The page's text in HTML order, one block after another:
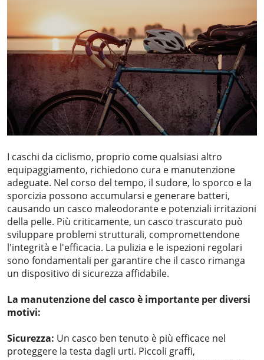
I caschi da ciclismo, proprio come qualsiasi altro
equipaggiamento, richiedono cura e manutenzione
adeguate. Nel corso del tempo, il sudore, lo sporco e la
sporcizia possono accumularsi e generare batteri,
causando un casco maleodorante e potenziali irritazioni
della pelle. Più criticamente, un casco trascurato può
sviluppare problemi strutturali, compromettendone
l'integrità e l'efficacia. La pulizia e le ispezioni regolari
sono fondamentali per garantire che il casco rimanga
un dispositivo di sicurezza affidabile.
La manutenzione del casco è importante per diversi
motivi:
Sicurezza: Un casco ben tenuto è più efficace nel
proteggere la testa dagli urti. Piccoli graffi,